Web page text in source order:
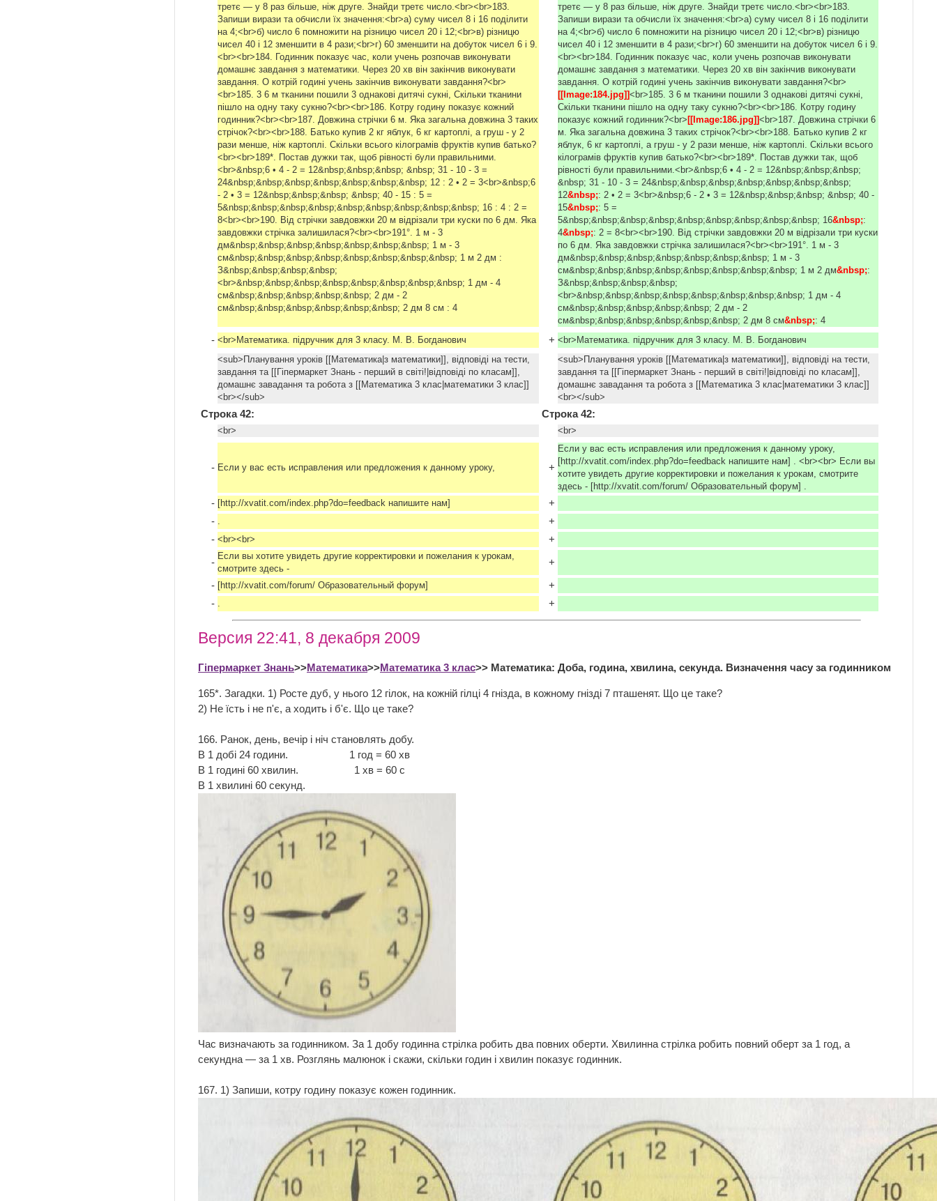
третє — у 8 раз більше, ніж друге. Знайди третє число.<br><br>183.
Запиши вирази та обчисли їх значення:<br>а) суму чисел 8 і 16 поділити
на 4;<br>б) число 6 помножити на різницю чисел 20 і 12;<br>в) різницю
чисел 40 і 12 зменшити в 4 рази;<br>г) 60 зменшити на добуток чисел 6 і 9.
<br><br>184. Годинник показує час, коли учень розпочав виконувати
домашнє завдання з математики. Через 20 хв він закінчив виконувати
завдання. О котрій годині учень закінчив виконувати завдання?<br>
<br>185. 3 6 м тканини пошили 3 однакові дитячі сукні, Скільки тканини
пішло на одну таку сукню?<br><br>186. Котру годину показує кожний
годинник?<br><br>187. Довжина стрічки 6 м. Яка загальна довжина 3 таких
стрічок?<br><br>188. Батько купив 2 кг яблук, 6 кг картоплі, а груш - у 2
рази менше, ніж картоплі. Скільки всього кілограмів фруктів купив батько?
<br><br>189*. Постав дужки так, щоб рівності були правильними.
<br>&nbsp;6 • 4 - 2 = 12&nbsp;&nbsp;&nbsp; &nbsp; 31 - 10 - 3 =
24&nbsp;&nbsp;&nbsp;&nbsp;&nbsp;&nbsp;&nbsp; 12 : 2 • 2 = 3<br>&nbsp;6
- 2 • 3 = 12&nbsp;&nbsp;&nbsp; &nbsp; 40 - 15 : 5 =
5&nbsp;&nbsp;&nbsp;&nbsp;&nbsp;&nbsp;&nbsp;&nbsp;&nbsp; 16 : 4 : 2 =
8<br><br>190. Від стрічки завдовжки 20 м відрізали три куски по 6 дм. Яка
завдовжки стрічка залишилася?<br><br>191°. 1 м - 3
дм&nbsp;&nbsp;&nbsp;&nbsp;&nbsp;&nbsp;&nbsp; 1 м - 3
см&nbsp;&nbsp;&nbsp;&nbsp;&nbsp;&nbsp;&nbsp;&nbsp; 1 м 2 дм :
З&nbsp;&nbsp;&nbsp;&nbsp;
<br>&nbsp;&nbsp;&nbsp;&nbsp;&nbsp;&nbsp;&nbsp;&nbsp; 1 дм - 4
см&nbsp;&nbsp;&nbsp;&nbsp;&nbsp; 2 дм - 2
см&nbsp;&nbsp;&nbsp;&nbsp;&nbsp;&nbsp; 2 дм 8 см : 4
третє — у 8 раз більше, ніж друге. Знайди третє число.<br><br>183.
Запиши вирази та обчисли їх значення:<br>а) суму чисел 8 і 16 поділити
на 4;<br>б) число 6 помножити на різницю чисел 20 і 12;<br>в) різницю
чисел 40 і 12 зменшити в 4 рази;<br>г) 60 зменшити на добуток чисел 6 і 9.
<br><br>184. Годинник показує час, коли учень розпочав виконувати
домашнє завдання з математики. Через 20 хв він закінчив виконувати
завдання. О котрій годині учень закінчив виконувати завдання?<br>
[[Image:184.jpg]]<br>185. 3 6 м тканини пошили 3 однакові дитячі сукні,
Скільки тканини пішло на одну таку сукню?<br><br>186. Котру годину
показує кожний годинник?<br> [[Image:186.jpg]]<br>187. Довжина стрічки 6
м. Яка загальна довжина 3 таких стрічок?<br><br>188. Батько купив 2 кг
яблук, 6 кг картоплі, а груш - у 2 рази менше, ніж картоплі. Скільки всього
кілограмів фруктів купив батько?<br><br>189*. Постав дужки так, щоб
рівності були правильними.<br>&nbsp;6 • 4 - 2 = 12&nbsp;&nbsp;&nbsp;
&nbsp; 31 - 10 - 3 = 24&nbsp;&nbsp;&nbsp;&nbsp;&nbsp;&nbsp;&nbsp;
12&nbsp;: 2 • 2 = 3<br>&nbsp;6 - 2 • 3 = 12&nbsp;&nbsp;&nbsp; &nbsp; 40 -
15&nbsp;: 5 =
5&nbsp;&nbsp;&nbsp;&nbsp;&nbsp;&nbsp;&nbsp;&nbsp;&nbsp; 16&nbsp;:
4&nbsp;: 2 = 8<br><br>190. Від стрічки завдовжки 20 м відрізали три куски
по 6 дм. Яка завдовжки стрічка залишилася?<br><br>191°. 1 м - 3
дм&nbsp;&nbsp;&nbsp;&nbsp;&nbsp;&nbsp;&nbsp; 1 м - 3
см&nbsp;&nbsp;&nbsp;&nbsp;&nbsp;&nbsp;&nbsp;&nbsp; 1 м 2 дм&nbsp;:
З&nbsp;&nbsp;&nbsp;&nbsp;
<br>&nbsp;&nbsp;&nbsp;&nbsp;&nbsp;&nbsp;&nbsp;&nbsp; 1 дм - 4
см&nbsp;&nbsp;&nbsp;&nbsp;&nbsp; 2 дм - 2
см&nbsp;&nbsp;&nbsp;&nbsp;&nbsp;&nbsp; 2 дм 8 см&nbsp;: 4
- <br>Математика. підручник для 3 класу. М. В. Богданович + <br>Математика. підручник для 3 класу. М. В. Богданович
<sub>Планування уроків [[Математика|з математики]], відповіді на тести,
завдання та [[Гіпермаркет Знань - перший в світі!|відповіді по класам]],
домашнє завадання та робота з [[Математика 3 клас|математики 3 клас]]
<br></sub>
<sub>Планування уроків [[Математика|з математики]], відповіді на тести,
завдання та [[Гіпермаркет Знань - перший в світі!|відповіді по класам]],
домашнє завадання та робота з [[Математика 3 клас|математики 3 клас]]
<br></sub>
Строка 42: Строка 42:
<br> <br>
- Если у вас есть исправления или предложения к данному уроку, +
Если у вас есть исправления или предложения к данному уроку,
[http://xvatit.com/index.php?do=feedback напишите нам] . <br><br> Если вы
хотите увидеть другие корректировки и пожелания к урокам, смотрите
здесь - [http://xvatit.com/forum/ Образовательный форум] .
- [http://xvatit.com/index.php?do=feedback напишите нам]
+
- .
+
- <br><br>
+
- Если вы хотите увидеть другие корректировки и пожелания к урокам,
смотрите здесь -
+
-
[http://xvatit.com/forum/ Образовательный форум]
+
- . +
Версия 22:41, 8 декабря 2009
Гіпермаркет Знань>>Математика>>Математика 3 клас>> Математика: Доба, година, хвилина, секунда. Визначення часу за годинником
165*. Загадки. 1) Росте дуб, у нього 12 гілок, на кожній гілці 4 гнізда, в кожному гнізді 7 пташенят. Що це таке?
2) Не їсть і не п'є, а ходить і б'є. Що це таке?
166. Ранок, день, вечір і ніч становлять добу.
В 1 добі 24 години. 1 год = 60 хв
В 1 годині 60 хвилин. 1 хв = 60 с
В 1 хвилині 60 секунд.
Час визначають за годинником. За 1 добу годинна стрілка робить два повних оберти. Хвилинна стрілка робить повний оберт за 1 год, а
секундна — за 1 хв. Розглянь малюнок і скажи, скільки годин і хвилин показує годинник.
167. 1) Запиши, котру годину показує кожен годинник.